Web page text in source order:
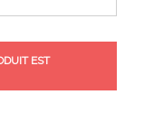
EST